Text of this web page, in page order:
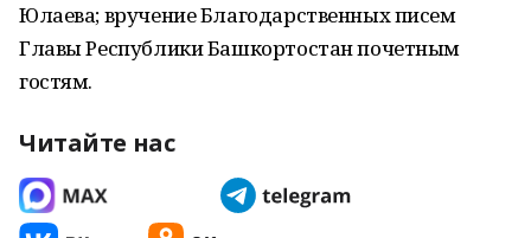
Юлаева; вручение Благодарственных писем
Главы Республики Башкортостан почетным
гостям.
Читайте нас